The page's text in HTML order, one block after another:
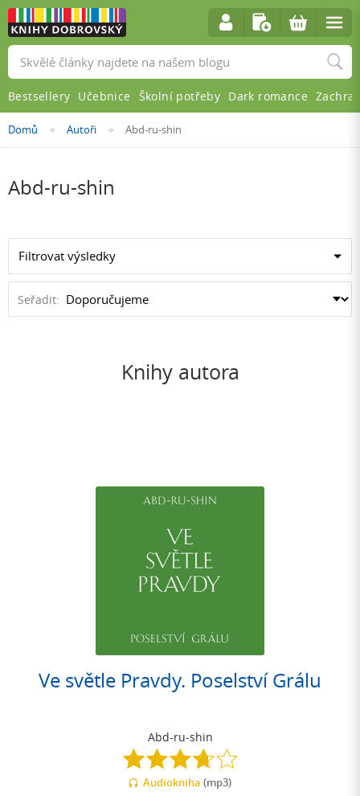
Nacházíte
se
Domů »Autoři »Abd-ru-shin
Abd-ru-shin
Filtrovat výsledky
Seřadit:
Knihy autora
Ve světle Pravdy. Poselství Grálu
Abd-ru-shin
3.7
z
5
Audiokniha (mp3)
Vyhledávání
Bestsellery Učebnice Školní potřeby Dark romance